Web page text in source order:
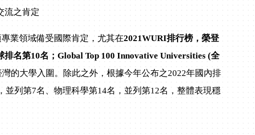
流之肯定
業領域備受國際肯定，尤其在2021WURI排行榜，榮登
排名第10名；Global Top 100 Innovative Universities (全
灣的大學入圍。除此之外，根據今年公布之2022年國內排
列第7名、物理科學第14名，並列第12名，整體表現穩